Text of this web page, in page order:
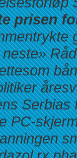
prisen
PC-